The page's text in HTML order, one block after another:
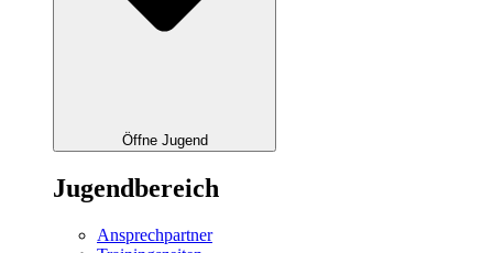
Öffne Jugend
Jugendbereich
Ansprechpartner